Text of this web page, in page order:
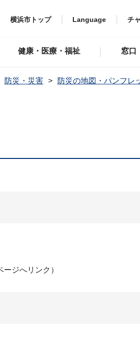
横浜市トップ Language チ
健康・医療・福祉 窓口
防災・災害 防災の地図・パンフレ
ジへリンク）